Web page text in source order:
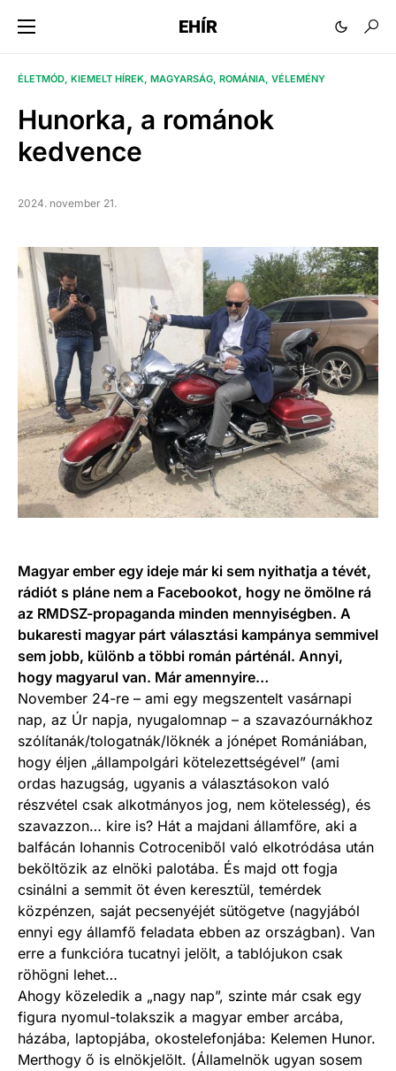
EHÍR
ÉLETMÓD KIEMELT HÍREK MAGYARSÁG ROMÁNIA VÉLEMÉNY
Hunorka, a románok
kedvence
2024. november 21.
Magyar ember egy ideje már ki sem nyithatja a tévét,
rádiót s pláne nem a Facebookot, hogy ne ömölne rá
az RMDSZ-propaganda minden mennyiségben. A
bukaresti magyar párt választási kampánya semmivel
sem jobb, különb a többi román párténál. Annyi,
hogy magyarul van. Már amennyire…
November 24-re – ami egy megszentelt vasárnapi
nap, az Úr napja, nyugalomnap – a szavazóurnákhoz
szólítanák/tologatnák/löknék a jónépet Romániában,
hogy éljen „állampolgári kötelezettségével” (ami
ordas hazugság, ugyanis a választásokon való
részvétel csak alkotmányos jog, nem kötelesség), és
szavazzon… kire is? Hát a majdani államfőre, aki a
balfácán Iohannis Cotroceniből való elkotródása után
beköltözik az elnöki palotába. És majd ott fogja
csinálni a semmit öt éven keresztül, temérdek
közpénzen, saját pecsenyéjét sütögetve (nagyjából
ennyi egy államfő feladata ebben az országban). Van
erre a funkcióra tucatnyi jelölt, a tablójukon csak
röhögni lehet…
Ahogy közeledik a „nagy nap”, szinte már csak egy
figura nyomul-tolakszik a magyar ember arcába,
házába, laptopjába, okostelefonjába: Kelemen Hunor.
Merthogy ő is elnökjelölt. (Államelnök ugyan sosem